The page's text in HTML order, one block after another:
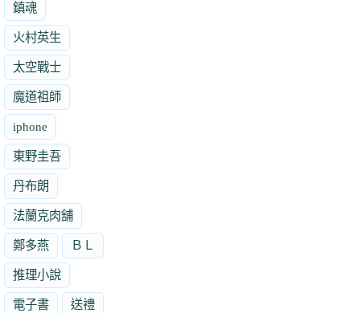
鎮魂
火村英生
太空戰士
魔道祖師
iphone
東野圭吾
丹布朗
法蘭克肉舖
鄭多燕 ＢＬ
推理小說
電子書 送禮